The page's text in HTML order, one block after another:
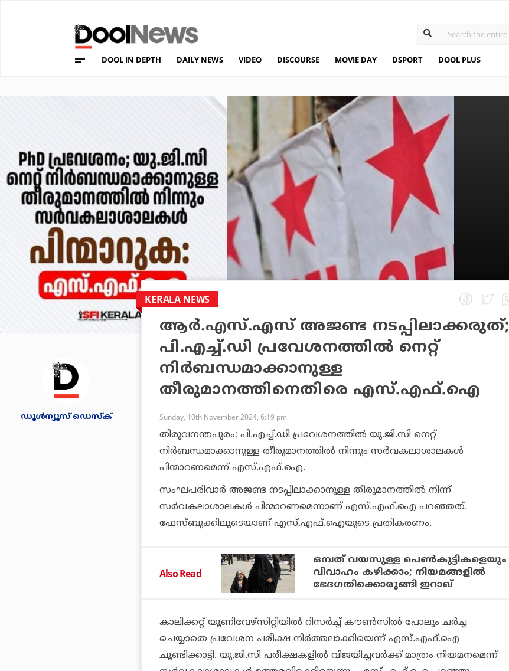
DOOL IN DEPTH DAILY NEWS VIDEO DISCOURSE MOVIE DAY DSPORT DOOL PLUS
ഡൂള്‍ന്യൂസ് ഡെസ്‌ക്
KERALA NEWS
ആർ.എസ്.എസ് അജണ്ട നടപ്പിലാക്കരുത്;
പി.എച്ച്.ഡി പ്രവേശനത്തില്‍ നെറ്റ്
നിര്‍ബന്ധമാക്കാനുള്ള
തീരുമാനത്തിനെതിരെ എസ്.എഫ്.ഐ
Sunday, 10th November 2024, 6:19 pm
തിരുവനന്തപുരം: പി.എച്ച്.ഡി പ്രവേശനത്തില്‍ യു.ജി.സി നെറ്റ്
നിര്‍ബന്ധമാക്കാനുള്ള തീരുമാനത്തില്‍ നിന്നും സര്‍വകലാശാലകള്‍
പിന്മാറണമെന്ന് എസ്.എഫ്.ഐ.
സംഘപരിവാര്‍ അജണ്ട നടപ്പിലാക്കാനുള്ള തീരുമാനത്തില്‍ നിന്ന്
സര്‍വകലാശാലകള്‍ പിന്മാറണമെന്നാണ് എസ്.എഫ്.ഐ പറഞ്ഞത്.
ഫേസ്ബുക്കിലൂടെയാണ് എസ്.എഫ്.ഐയുടെ പ്രതികരണം.
Also Read
ഒമ്പത് വയസുള്ള പെണ്‍കുട്ടികളെയും
വിവാഹം കഴിക്കാം; നിയമങ്ങളില്‍
ഭേദഗതിക്കൊരുങ്ങി ഇറാഖ്
കാലിക്കറ്റ് യൂണിവേഴ്‌സിറ്റിയില്‍ റിസര്‍ച്ച് കൗണ്‍സില്‍ പോലും ചര്‍ച്ച
ചെയ്യാതെ പ്രവേശന പരീക്ഷ നിര്‍ത്തലാക്കിയെന്ന് എസ്.എഫ്.ഐ
ചൂണ്ടിക്കാട്ടി. യു.ജി.സി പരീക്ഷകളില്‍ വിജയിച്ചവര്‍ക്ക് മാത്രം നിയമനമെന്ന്